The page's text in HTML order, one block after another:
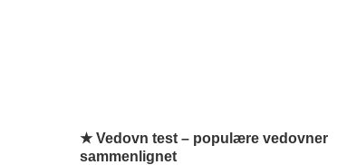
★ Vedovn test – populære vedovner
sammenlignet